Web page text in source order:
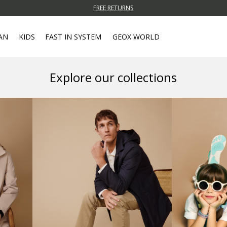
FREE RETURNS
KIDS FAST IN SYSTEM GEOX WORLD
Explore our collections